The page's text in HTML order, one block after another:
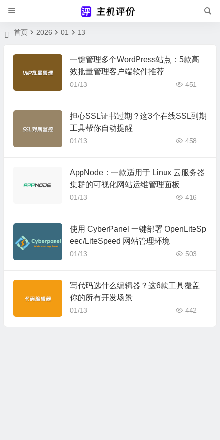
首页 2026 01 13
一键管理多个WordPress站点：5款高
效批量管理客户端软件推荐
01/13 451
担心SSL证书过期？这3个在线SSL到期
工具帮你自动提醒
01/13 458
AppNode：一款适用于 Linux 云服务器
集群的可视化网站运维管理面板
01/13 416
使用 CyberPanel 一键部署 OpenLiteSp
eed/LiteSpeed 网站管理环境
01/13 503
写代码选什么编辑器？这6款工具覆盖
你的所有开发场景
01/13 442